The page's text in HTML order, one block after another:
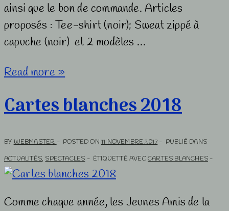
ainsi que le bon de commande. Articles
proposés : Tee-shirt (noir); Sweat zippé à
capuche (noir) et 2 modèles …
Vente
sweats,
shirts,
sacs
Read more »
Cartes blanches 2018
BYWEBMASTER POSTED ON11 NOVEMBRE 2017 PUBLIÉ DANS
ACTUALITÉS,SPECTACLES ÉTIQUETTÉ AVECCARTES BLANCHES
Comme chaque année, les Jeunes Amis de la